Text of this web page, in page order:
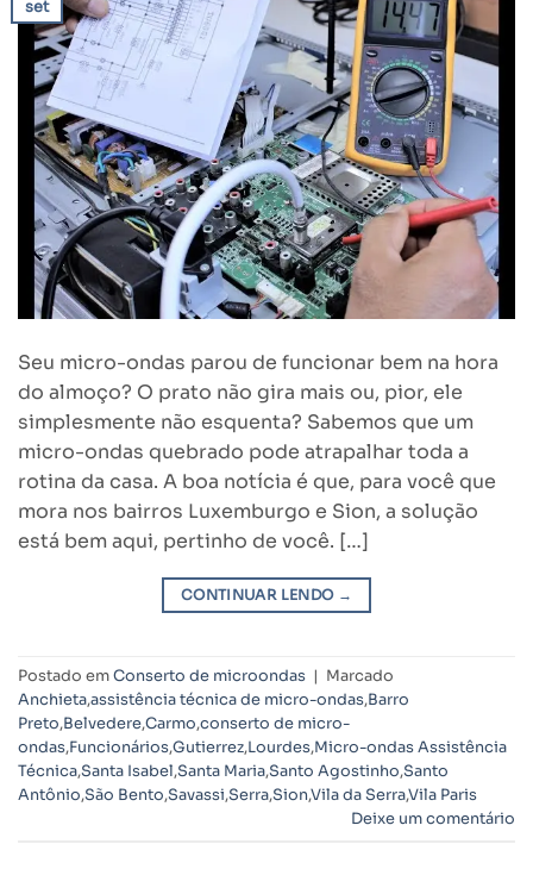
set
Seu micro-ondas parou de funcionar bem na hora
do almoço? O prato não gira mais ou, pior, ele
simplesmente não esquenta? Sabemos que um
micro-ondas quebrado pode atrapalhar toda a
rotina da casa. A boa notícia é que, para você que
mora nos bairros Luxemburgo e Sion, a solução
está bem aqui, pertinho de você. […]
CONTINUAR LENDO →
Postado emConserto de microondas | Marcado
Anchieta,assistência técnica de micro-ondas,Barro
Preto,Belvedere,Carmo,conserto de micro-
ondas,Funcionários,Gutierrez,Lourdes,Micro-ondas Assistência
Técnica,Santa Isabel,Santa Maria,Santo Agostinho,Santo
Antônio,São Bento,Savassi,Serra,Sion,Vila da Serra,Vila Paris
Deixe um comentário